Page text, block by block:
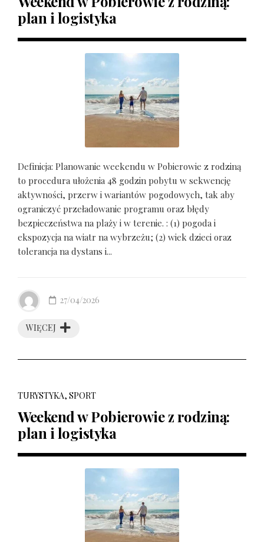
plan i logistyka
Definicja: Planowanie weekendu w Pobierowie z rodziną
to procedura ułożenia 48 godzin pobytu w sekwencję
aktywności, przerw i wariantów pogodowych, tak aby
ograniczyć przeładowanie programu oraz błędy
bezpieczeństwa na plaży i w terenie. : (1) pogoda i
ekspozycja na wiatr na wybrzeżu; (2) wiek dzieci oraz
tolerancja na dystans i...
WIĘCEJ
27/04/2026
TURYSTYKA, SPORT
Weekend w Pobierowie z rodziną:
plan i logistyka